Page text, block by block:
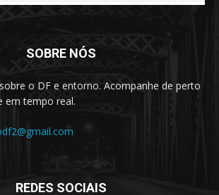
SOBRE NÓS
o DF e entorno. Acompanhe de perto
em tempo real.
REDES SOCIAIS